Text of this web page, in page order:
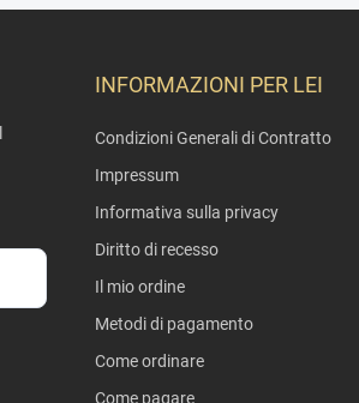
INFORMAZIONI PER LEI
Condizioni Generali di Contratto
Impressum
Informativa sulla privacy
Diritto di recesso
Il mio ordine
Metodi di pagamento
Come ordinare
Come pagare